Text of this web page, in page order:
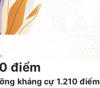
điểm
kháng cự 1.210 điểm